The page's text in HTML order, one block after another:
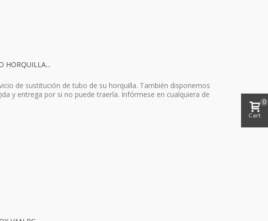
HORQUILLA...
de sustitución de tubo de su horquilla. También disponemos
y entrega por si no puede traerla. Infórmese en cualquiera de
Cart
0